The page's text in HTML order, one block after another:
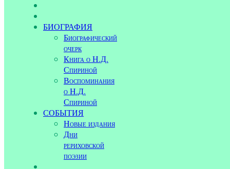
БИОГРАФИЯ
Биографический
очерк
Книга о Н.Д.
Спириной
Воспоминания
о Н.Д.
Спириной
СОБЫТИЯ
Новые издания
Дни
рериховской
поэзии